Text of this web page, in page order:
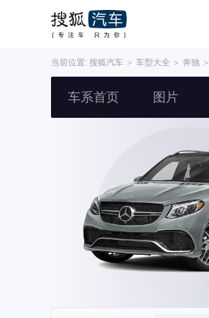
当前位置: 搜狐汽车 ＞ 车型大全 ＞ 奔驰 ＞
车系首页 图片